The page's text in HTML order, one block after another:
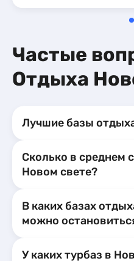
Частые
Отдыха
Лучшие базы
Сколько в среднем
Новом свете?
В каких базах
можно
У каких турбаз в